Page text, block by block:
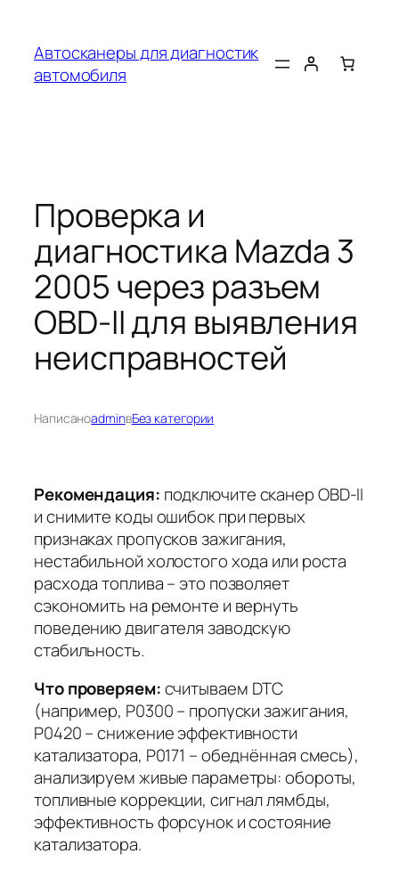
содержимому
Автосканеры для диагностик
автомобиля
Проверка и
диагностика Mazda 3
2005 через разъем
OBD-II для выявления
неисправностей
НаписаноadminвБез категории
Рекомендация: подключите сканер OBD-II
и снимите коды ошибок при первых
признаках пропусков зажигания,
нестабильной холостого хода или роста
расхода топлива – это позволяет
сэкономить на ремонте и вернуть
поведению двигателя заводскую
стабильность.
Что проверяем:считываем DTC
(например, P0300 – пропуски зажигания,
P0420 – снижение эффективности
катализатора, P0171 – обеднённая смесь),
анализируем живые параметры: обороты,
топливные коррекции, сигнал лямбды,
эффективность форсунок и состояние
катализатора.